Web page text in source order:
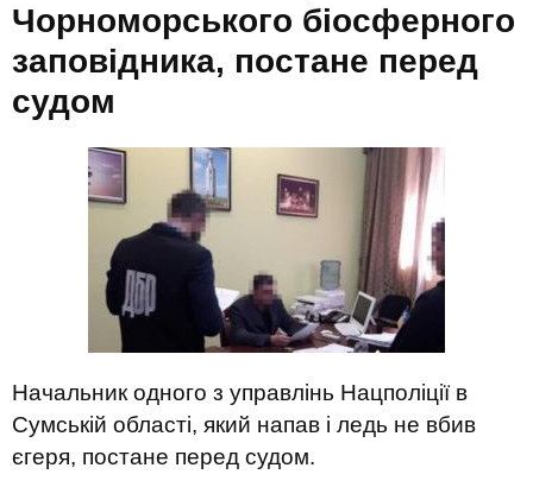
Чорноморського біосферного
заповідника, постане перед
судом
Начальник одного з управлінь Нацполіції в
Сумській області, який напав і ледь не вбив
єгеря, постане перед судом.